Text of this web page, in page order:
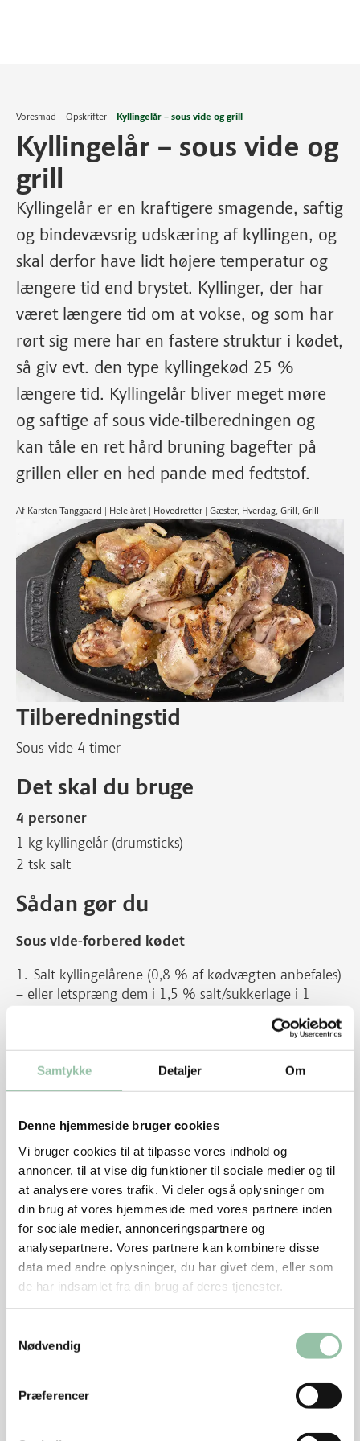
Samtykke Detaljer Om
Denne hjemmeside bruger cookies
Vi bruger cookies til at tilpasse vores indhold og
annoncer, til at vise dig funktioner til sociale medier og til
at analysere vores trafik. Vi deler også oplysninger om
din brug af vores hjemmeside med vores partnere inden
for sociale medier, annonceringspartnere og
analysepartnere. Vores partnere kan kombinere disse
data med andre oplysninger, du har givet dem, eller som
de har indsamlet fra din brug af deres tjenester.
Nødvendig
Præferencer
Voresmad Opskrifter Kyllingelår – sous vide og grill
Kyllingelår – sous vide og
grill
Kyllingelår er en kraftigere smagende, saftig
og bindevævsrig udskæring af kyllingen, og
skal derfor have lidt højere temperatur og
længere tid end brystet. Kyllinger, der har
været længere tid om at vokse, og som har
rørt sig mere har en fastere struktur i kødet,
så giv evt. den type kyllingekød 25 %
længere tid. Kyllingelår bliver meget møre
og saftige af sous vide-tilberedningen og
kan tåle en ret hård bruning bagefter på
grillen eller en hed pande med fedtstof.
Af Karsten Tanggaard | Hele året | Hovedretter | Gæster, Hverdag, Grill, Grill
Tilberedningstid
Sous vide 4 timer
Det skal du bruge
4 personer
1 kg kyllingelår (drumsticks)
2 tsk salt
Sådan gør du
Sous vide-forbered kødet
Salt kyllingelårene (0,8 % af kødvægten anbefales)
– eller letspræng dem i 1,5 % salt/sukkerlage i 1
Tilbered efter ønske (her er brugt 63 grader/4:00).
køkkenrulle eller et rent viskestykke). Pensl lidt
madolie på skindet.
Grill
Læg evt. en grillbakke på risten.
Opvarm grillen til høj varme (220 grader) og lad
virkeligt stærk: Hæv risten hvis muligt eller brug
middelhøj varmeindstilling).
Grill kødet 2-3 minutter ialt, vend halvvejs.